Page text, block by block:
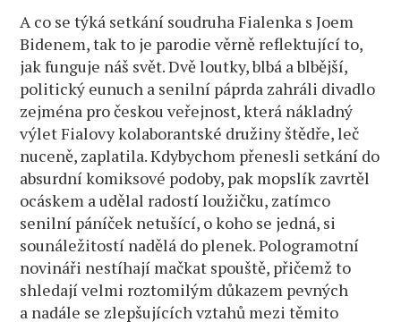
A co se týká setkání soudruha Fialenka s Joem
Bidenem, tak to je parodie věrně reflektující to,
jak funguje náš svět. Dvě loutky, blbá a blbější,
politický eunuch a senilní páprda zahráli divadlo
zejména pro českou veřejnost, která nákladný
výlet Fialovy kolaborantské družiny štědře, leč
nuceně, zaplatila. Kdybychom přenesli setkání do
absurdní komiksové podoby, pak mopslík zavrtěl
ocáskem a udělal radostí loužičku, zatímco
senilní páníček netušící, o koho se jedná, si
sounáležitostí nadělá do plenek. Pologramotní
novináři nestíhají mačkat spouště, přičemž to
shledají velmi roztomilým důkazem pevných
a nadále se zlepšujících vztahů mezi těmito